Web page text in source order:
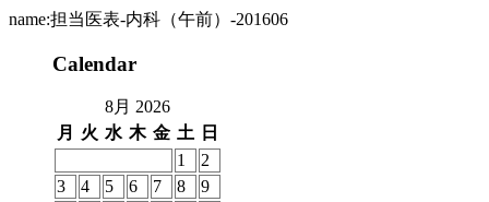
name:担当医表-内科（午前）-201606
Calendar
8月 2026
月
火 水 木 金 土 日
1
2
3
4 5 6 7 8
9